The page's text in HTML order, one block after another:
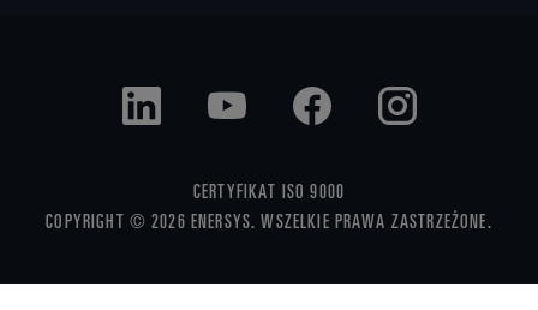
CERTYFIKAT ISO 9000
COPYRIGHT © 2026 ENERSYS. WSZELKIE PRAWA ZASTRZEŻONE.